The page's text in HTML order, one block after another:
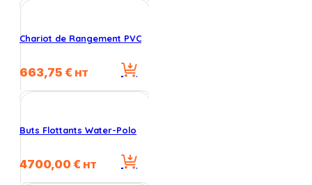
Chariot de Rangement PVC
663,75 € HT
Buts Flottants Water-Polo
4700,00€ HT